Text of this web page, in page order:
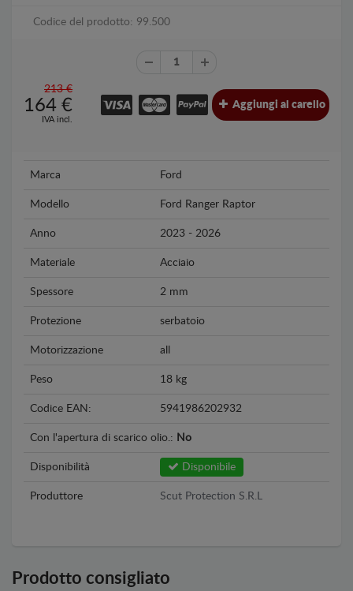
Codice del prodotto: 99.500
213 €
164 €
IVA incl.
Aggiungi al carello
Marca Ford
Modello Ford Ranger Raptor
Anno 2023 - 2026
Materiale Acciaio
Spessore 2 mm
Protezione serbatoio
Motorizzazione all
Peso 18 kg
Codice EAN: 5941986202932
Con l'apertura di scarico olio.: No
Disponibilità Disponibile
Produttore Scut Protection S.R.L
Prodotto consigliato